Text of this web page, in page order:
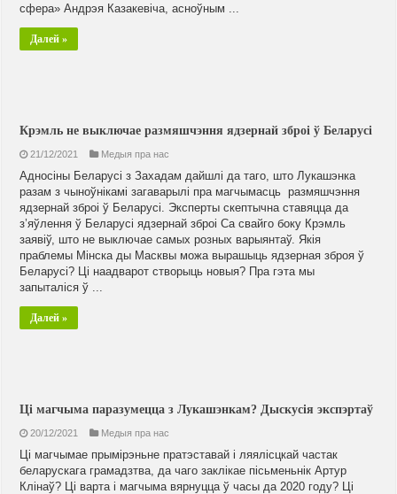
сфера» Андрэя Казакевіча, асноўным ...
Далей »
Крэмль не выключае размяшчэння ядзернай зброі ў Беларусі
21/12/2021 Медыя пра нас
Адносіны Беларусі з Захадам дайшлі да таго, што Лукашэнка
разам з чыноўнікамі загаварылі пра магчымасць размяшчэння
ядзернай зброі ў Беларусі. Эксперты скептычна ставяцца да
з’яўлення ў Беларусі ядзернай зброі Са свайго боку Крэмль
заявіў, што не выключае самых розных варыянтаў. Якія
праблемы Мінска ды Масквы можа вырашыць ядзерная зброя ў
Беларусі? Ці наадварот створыць новыя? Пра гэта мы
запыталіся ў ...
Далей »
Ці магчыма паразумецца з Лукашэнкам? Дыскусія экспэртаў
20/12/2021 Медыя пра нас
Ці магчымае прымірэньне пратэставай і ляялісцкай частак
беларускага грамадзтва, да чаго заклікае пісьменьнік Артур
Клінаў? Ці варта і магчыма вярнуцца ў часы да 2020 году? Ці